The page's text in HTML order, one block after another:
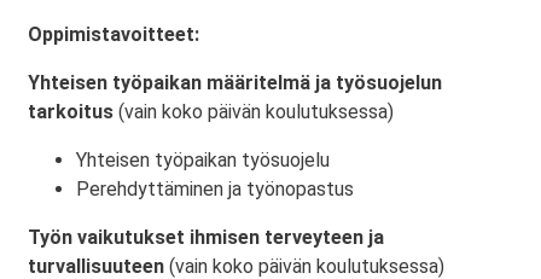
Oppimistavoitteet:
Yhteisen työpaikan määritelmä ja työsuojelun
tarkoitus (vain koko päivän koulutuksessa)
Yhteisen työpaikan työsuojelu
Perehdyttäminen ja työnopastus
Työn vaikutukset ihmisen terveyteen ja
turvallisuuteen (vain koko päivän koulutuksessa)